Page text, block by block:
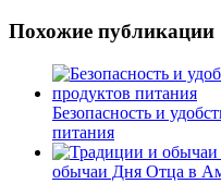
Похожие публикации
Безопасность и
питания
обычаи Дня Отца в